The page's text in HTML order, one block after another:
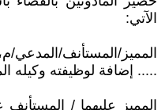
الآتي:
المميز/المستأنف/
..... إضافة لوظيفته وكيله